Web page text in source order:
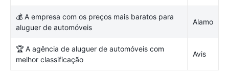
💰 A empresa com os preços mais baratos para
aluguer de automóveis
Alamo
🏆 A agência de aluguer de automóveis com
melhor classificação
Avis